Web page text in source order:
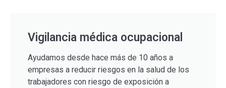
Vigilancia médica ocupacional
Ayudamos desde hace más de 10 años a
empresas a reducir riesgos en la salud de los
trabajadores con riesgo de exposición a